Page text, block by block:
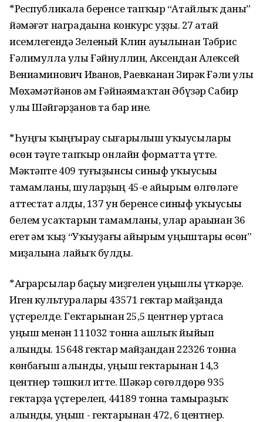
*Республикала беренсе тапҡыр “Атайлыҡ даны”
йәмәғәт наградаһына конкурс уҙҙы. 27 атай
исемлегендә Зеленый Клин ауылынан Тәбрис
Ғәлимулла улы Ғәйнуллин, Аксендан Алексей
Вениаминович Иванов, Раевканан Зирәк Ғәли улы
Мөхәмәтйәнов һәм Ғәйнәямаҡтан Әбүзәр Сабир
улы Шәйгәрҙанов та бар ине.
*Һуңғы ҡыңғырау сығарылыш уҡыусылары
өсөн тәүге тапҡыр онлайн форматта үтте.
Мәктәпте 409 туғыҙынсы синыф уҡыусыһы
тамамланы, шуларҙың 45-е айырым өлгөләге
аттестат алды, 137 ун беренсе синыф уҡыусыһы
белем усаҡтарын тамамланы, улар араһынан 36
егет һәм ҡыҙ “Уҡыуҙағы айырым уңыштары өсөн”
миҙалына лайыҡ булды.
*Аграрсылар баҫыу миҙгелен уңышлы үткәрҙе.
Иген культуралары 43571 гектар майҙанда
үҫтерелде. Гектарынан 25,5 центнер уртаса
уңыш менән 111032 тонна ашлыҡ йыйып
алынды. 15648 гектар майҙандан 22326 тонна
көнбағыш алынды, уңыш гектарынан 14,3
центнер тәшкил итте. Шәкәр сөгөлдөрө 935
гектарҙа үҫтерелеп, 44189 тонна тамыраҙыҡ
алынды, уңыш - гектарынан 472, 6 центнер.